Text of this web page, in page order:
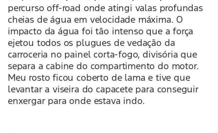
percurso off-road onde atingi valas profundas
cheias de água em velocidade máxima. O
impacto da água foi tão intenso que a força
ejetou todos os plugues de vedação da
carroceria no painel corta-fogo, divisória que
separa a cabine do compartimento do motor.
Meu rosto ficou coberto de lama e tive que
levantar a viseira do capacete para conseguir
enxergar para onde estava indo.